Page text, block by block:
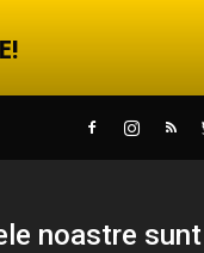
noastre sunt